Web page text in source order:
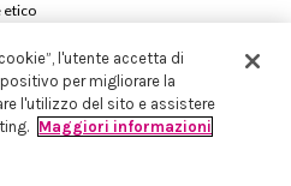
etico
Viale Monte Nero, 84 - 20135 Milano
- Capitale Sociale 258.250 €
imprese nr.198004 e REA nr.1051898
l'utente accetta di
per migliorare la
l'utilizzo del sito e assistere
Maggiori informazioni